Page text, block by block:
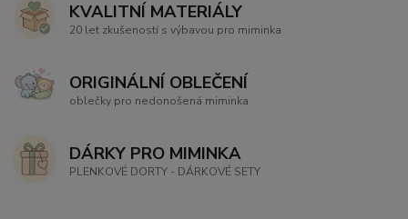
KVALITNÍ MATERIÁLY
20 let zkušeností s výbavou pro miminka
ORIGINÁLNÍ OBLEČENÍ
oblečky pro nedonošená miminka
DÁRKY PRO MIMINKA
PLENKOVÉ DORTY - DÁRKOVÉ SETY